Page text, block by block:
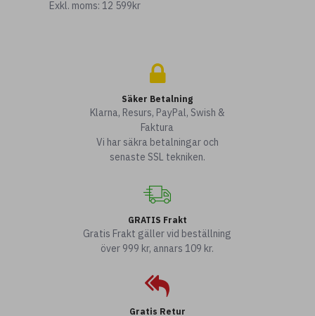
Exkl. moms: 12 599kr
Säker Betalning
Klarna, Resurs, PayPal, Swish &
Faktura
Vi har säkra betalningar och
senaste SSL tekniken.
GRATIS Frakt
Gratis Frakt gäller vid beställning
över 999 kr, annars 109 kr.
Gratis Retur